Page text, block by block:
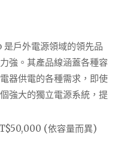
戶外電源領域的領先品
強。其產品線涵蓋各種容
器供電的各種需求，即使
強大的獨立電源系統，提
(依容量而異)